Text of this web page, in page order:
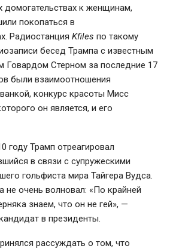
домогательствах к женщинам,
покопаться в
Радиостанция Kfiles по такому
бесед Трампа с известным
Стерном за последние 17
были взаимоотношения
конкурс красоты Мисс
он является, и его
году Трамп отреагировал
в связи с супружескими
гольфиста мира Тайгера Вудса.
не очень волновал: «По крайней
знаем, что он не гей», —
в президенты.
рассуждать о том, что